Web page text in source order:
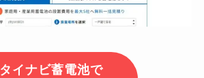
タイナビ蓄電池で